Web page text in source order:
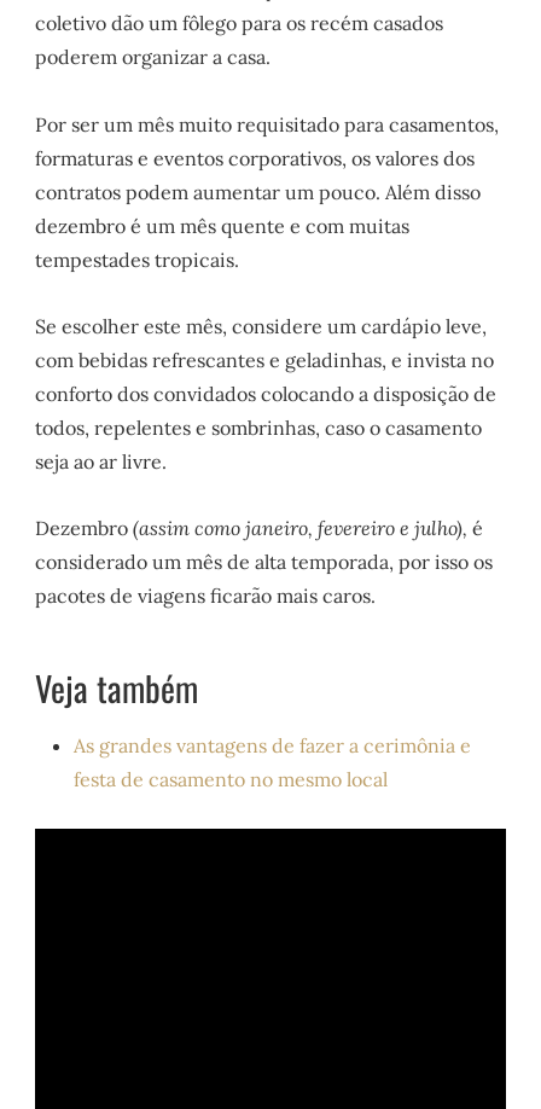
coletivo dão um fôlego para os recém casados
poderem organizar a casa.
Por ser um mês muito requisitado para casamentos,
formaturas e eventos corporativos, os valores dos
contratos podem aumentar um pouco. Além disso
dezembro é um mês quente e com muitas
tempestades tropicais.
Se escolher este mês, considere um cardápio leve,
com bebidas refrescantes e geladinhas, e invista no
conforto dos convidados colocando a disposição de
todos, repelentes e sombrinhas, caso o casamento
seja ao ar livre.
Dezembro(assim como janeiro, fevereiro e julho), é
considerado um mês de alta temporada, por isso os
pacotes de viagens ficarão mais caros.
Veja também
As grandes vantagens de fazer a cerimônia e
festa de casamento no mesmo local